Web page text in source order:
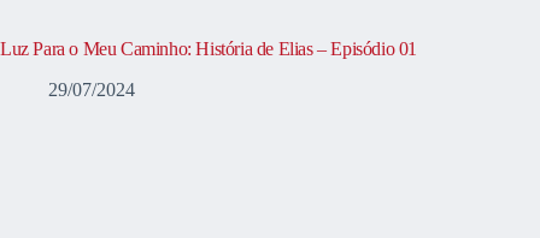
Luz Para o Meu Caminho: História de Elias – Episódio 01
29/07/2024